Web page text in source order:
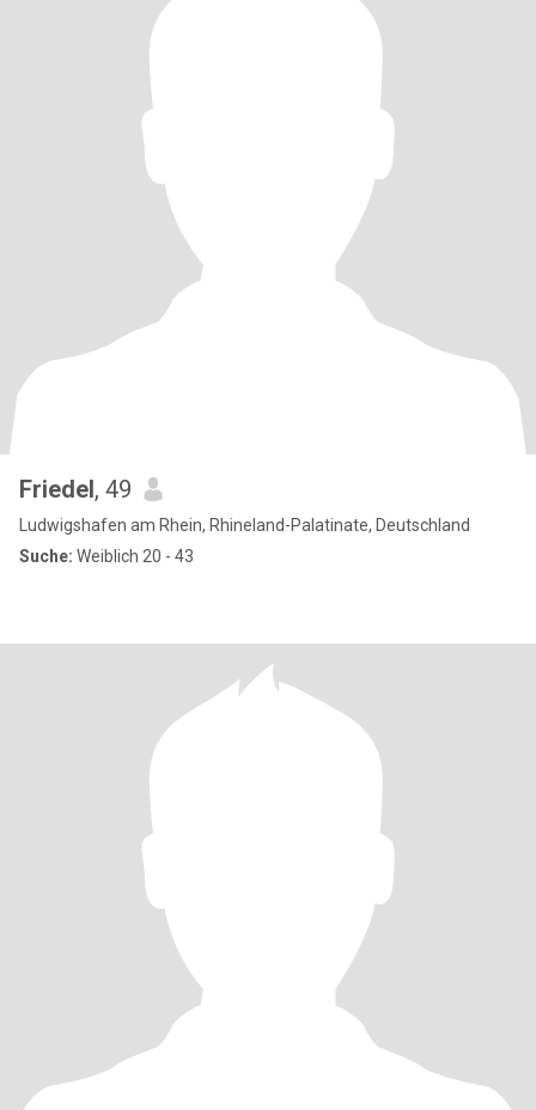
Friedel, 49
Ludwigshafen am Rhein, Rhineland-Palatinate, Deutschland
Suche: Weiblich 20 - 43